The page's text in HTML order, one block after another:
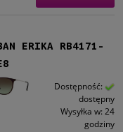
ERIKA RB4171-
Dostępność:
dostępny
Wysyłka w: 24
godziny